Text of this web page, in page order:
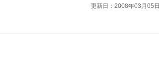
更新日：2008年03月05日